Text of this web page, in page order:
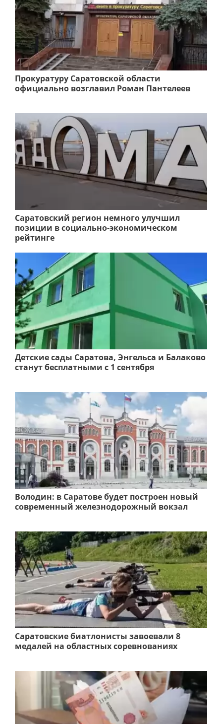
Прокуратуру Саратовской области
официально возглавил Роман Пантелеев
Саратовский регион немного улучшил
позиции в социально-экономическом
рейтинге
Детские сады Саратова, Энгельса и Балаково
станут бесплатными с 1 сентября
Володин: в Саратове будет построен новый
современный железнодорожный вокзал
Саратовские биатлонисты завоевали 8
медалей на областных соревнованиях